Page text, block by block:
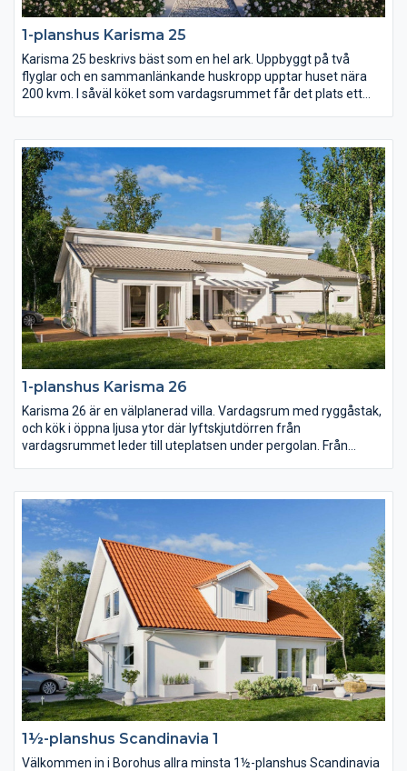
1-planshus Karisma 25
Karisma 25 beskrivs bäst som en hel ark. Uppbyggt på två
flyglar och en sammanlänkande huskropp upptar huset nära
200 kvm. I såväl köket som vardagsrummet får det plats ett
på hela 23 kvm med utgång till den öppna innergården på
trädgårdssidan.
1-planshus Karisma 26
Karisma 26 är en välplanerad villa. Vardagsrum med ryggåstak,
och kök i öppna ljusa ytor där lyftskjutdörren från
vardagsrummet leder till uteplatsen under pergolan. Från
klädvården, en klädvård i generös storlek. Separerat från
gemensamhetsytorna ligger sovrummen och allrum.
1½-planshus Scandinavia 1
Välkommen in i Borohus allra minsta 1½-planshus Scandinavia